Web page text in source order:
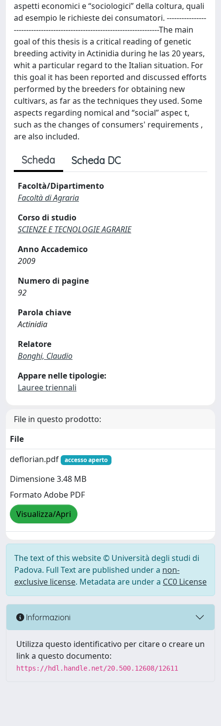
aspetti economici e “sociologici” della coltura, quali
ad esempio le richieste dei consumatori. ----------------
-----------------------------------------------------------The main
goal of this thesis is a critical reading of genetic
breeding activity in Actinidia during he las 20 years,
whit a particular regard to the Italian situation. For
this goal it has been reported and discussed efforts
performed by the breeders for obtaining new
cultivars, as far as the techniques they used. Some
aspects regarding nomical and “social” aspec t,
such as the changes of consumers' requirements ,
are also included.
Scheda Scheda DC
Facoltà/Dipartimento
Facoltà di Agraria
Corso di studio
SCIENZE E TECNOLOGIE AGRARIE
Anno Accademico
2009
Numero di pagine
92
Parola chiave
Actinidia
Relatore
Bonghi, Claudio
Appare nelle tipologie:
Lauree triennali
File in questo prodotto:
File
deflorian.pdf
accesso aperto
Dimensione 3.48 MB
Formato Adobe PDF
Visualizza/Apri
The text of this website © Università degli studi di
Padova. Full Text are published under a non-
exclusive license. Metadata are under a CC0 License
Informazioni
Utilizza questo identificativo per citare o creare un
link a questo documento:
https://hdl.handle.net/20.500.12608/12611